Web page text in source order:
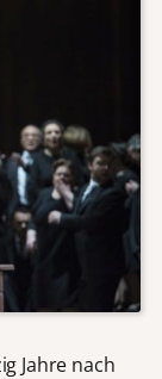
Jahre nach